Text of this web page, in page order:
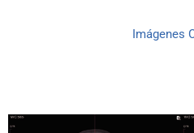
Imágenes